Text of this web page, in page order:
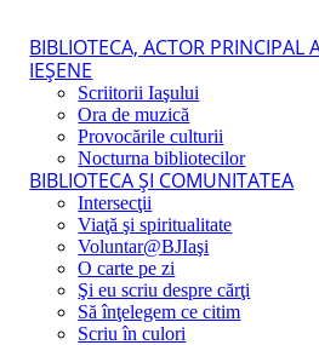
BIBLIOTECA, ACTOR PRINCIPAL
IEŞENE
Scriitorii Iaşului
Ora de muzică
Provocările culturii
Nocturna bibliotecilor
BIBLIOTECA ŞI COMUNITATEA
Intersecţii
Viaţă şi spiritualitate
Voluntar@BJIaşi
O carte pe zi
Şi eu scriu despre cărţi
Să înţelegem ce citim
Scriu în culori